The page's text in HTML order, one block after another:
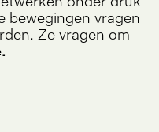
bewegingen vragen
Ze vragen om